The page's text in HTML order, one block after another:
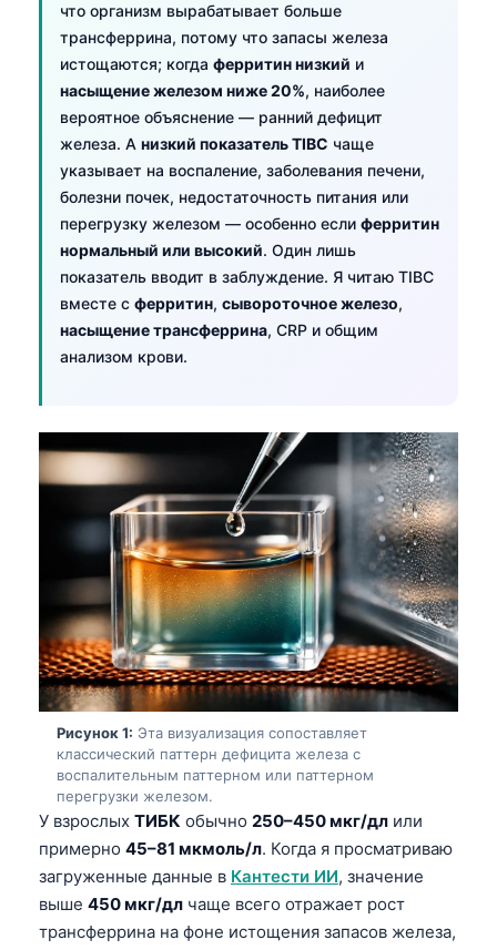
что организм вырабатывает больше
трансферрина, потому что запасы железа
истощаются; когда ферритин низкий и
насыщение железом ниже 20%, наиболее
вероятное объяснение — ранний дефицит
железа. А низкий показатель TIBC чаще
указывает на воспаление, заболевания печени,
болезни почек, недостаточность питания или
перегрузку железом — особенно если ферритин
нормальный или высокий. Один лишь
показатель вводит в заблуждение. Я читаю TIBC
вместе с ферритин, сывороточное железо,
насыщение трансферрина, CRP и общим
анализом крови.
Рисунок 1: Эта визуализация сопоставляет
классический паттерн дефицита железа с
воспалительным паттерном или паттерном
перегрузки железом.
У взрослых ТИБК обычно 250–450 мкг/дл или
примерно 45–81 мкмоль/л. Когда я просматриваю
загруженные данные в Кантести ИИ, значение
выше 450 мкг/дл чаще всего отражает рост
трансферрина на фоне истощения запасов железа,